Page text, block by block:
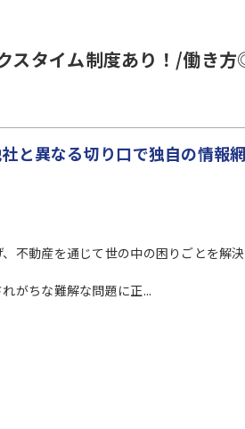
スタイム制度あり！/働き
と異なる切り口で独自の情報
不動産を通じて世の中の困りごとを解
がちな難解な問題に正...